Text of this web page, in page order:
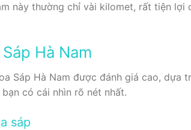
này thường chỉ vài kilomet, rất tiện
Hà Nam
Sáp Hà Nam được đánh giá cao, dựa
có cái nhìn rõ nét nhất.
sáp